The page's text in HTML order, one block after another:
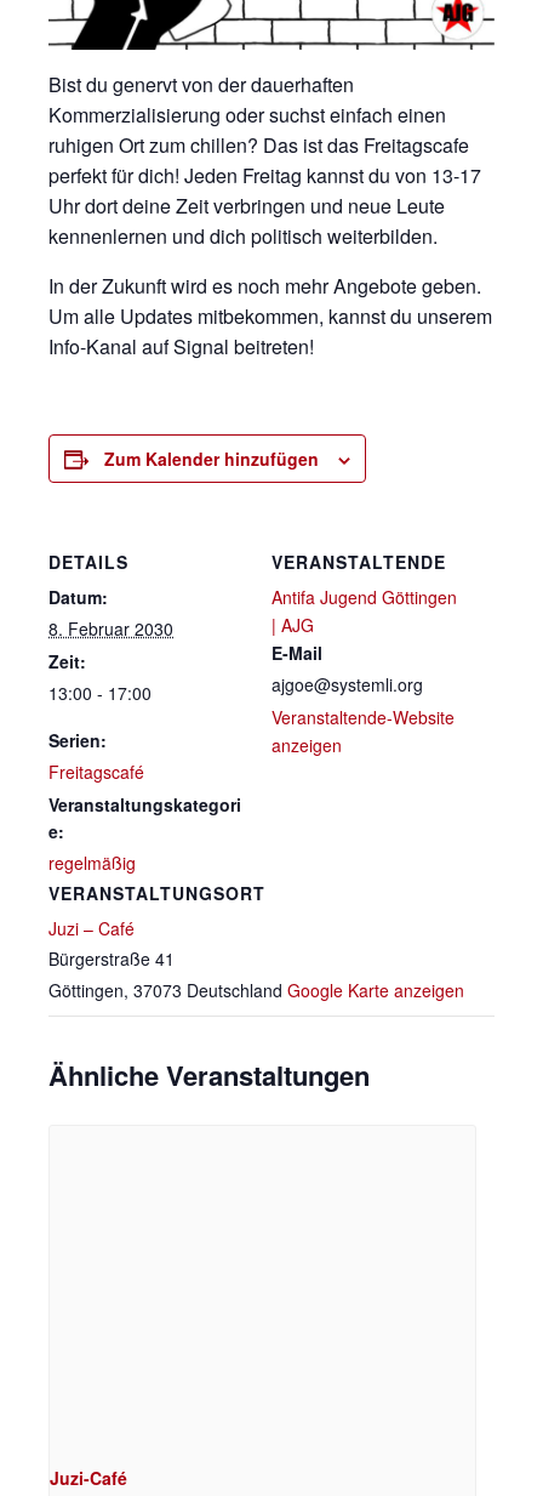
Bist du genervt von der dauerhaften
Kommerzialisierung oder suchst einfach einen
ruhigen Ort zum chillen? Das ist das Freitagscafe
perfekt für dich! Jeden Freitag kannst du von 13-17
Uhr dort deine Zeit verbringen und neue Leute
kennenlernen und dich politisch weiterbilden.
In der Zukunft wird es noch mehr Angebote geben.
Um alle Updates mitbekommen, kannst du unserem
Info-Kanal auf Signal beitreten!
Zum Kalender hinzufügen
DETAILS
Datum:
8. Februar 2030
Zeit:
13:00 - 17:00
Serien:
Freitagscafé
Veranstaltungskategori
e:
regelmäßig
VERANSTALTUNGSORT
Juzi – Café
Bürgerstraße 41
Göttingen, 37073 Deutschland Google Karte anzeigen
VERANSTALTENDE
Antifa Jugend Göttingen
| AJG
E-Mail
ajgoe@systemli.org
Veranstaltende-Website
anzeigen
Ähnliche Veranstaltungen
Juzi-Café